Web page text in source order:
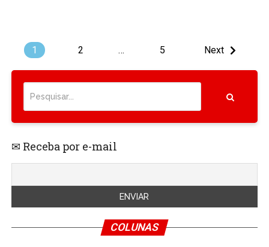
1 2 … 5 Next
✉ Receba por e-mail
COLUNAS